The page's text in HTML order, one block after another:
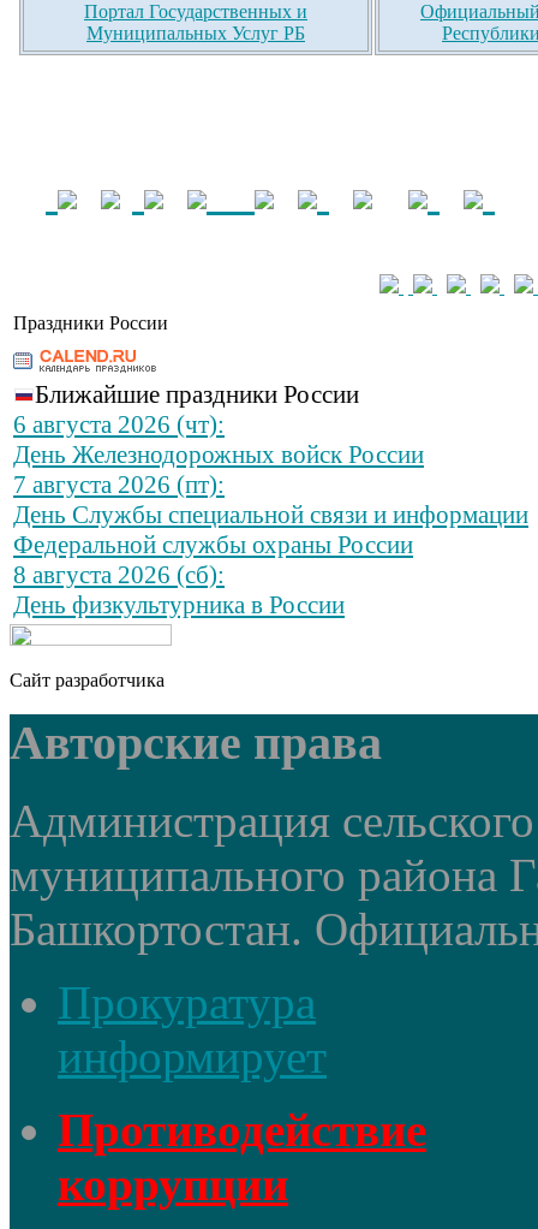
Портал Государственных и
Муниципальных Услуг РБ
Официальный
Праздники России
Ближайшие праздники России
6 августа 2026 (чт):
День Железнодорожных войск России
7 августа 2026 (пт):
День Службы специальной связи и информации
Федеральной службы охраны России
8 августа 2026 (сб):
День физкультурника в России
Сайт разработчика
Авторские права
Администрация
муниципального района
Башкортостан.
Прокуратура
информирует
Противодействие
коррупции